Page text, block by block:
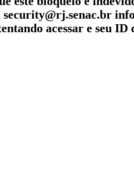
acessar e seu ID